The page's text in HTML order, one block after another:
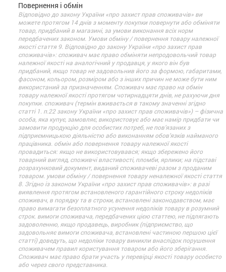
Повернення і обмін
Відповідно до закону України «про захист прав споживачів» ви
можете протягом 14 днів з моменту покупки повернути або обміняти
товар, придбаний в магазині, за умови виконання всіх норм
передбачених законом. Умови обміну / повернення товару належної
якості стаття 9. Відповідно до закону України «про захист прав
споживачів»: споживач має право обміняти непродовольчий товар
належної якості на аналогічний у продавця, у якого він був
придбаний, якщо товар не задовольнив його за формою, габаритами,
фасоном, кольором, розміром або з інших причин не може бути ним
використаний за призначенням. Споживач має право на обмін
товару належної якості протягом чотирнадцяти днів, не рахуючи дня
покупки. споживач (термін вживається в такому значенні згідно
статті 1. п.22 закону України «про захист прав споживачів») – фізична
особа, яка купує, замовляє, використовує або має намір придбати чи
замовити продукцію для особистих потреб, не пов’язаних з
підприємницькою діяльністю або виконанням обов’язків найманого
працівника. обмін або повернення товару належної якості
провадиться: якщо не використовувався; якщо збережено його
товарний вигляд, споживчі властивості, пломби, ярлики; на підставі
розрахунковий документ, виданий споживачеві разом з проданим
товаром. умови обміну / повернення товару неналежної якості стаття
8. Згідно із законом України «про захист прав споживачів»: в разі
виявлення протягом встановленого гарантійного строку недоліків
споживач, в порядку та в строки, встановлені законодавством, має
право вимагати безоплатного усунення недоліків товару в розумний
строк. вимоги споживача, передбачених цією статтею, не підлягають
задоволенню, якщо продавець, виробник (підприємство, що
задовольняє вимоги споживача, встановлені частиною першою цієї
статті) доведуть, що недоліки товару виникли внаслідок порушення
споживачем правил користування товаром або його зберігання.
Споживач має право брати участь у перевірці якості товару особисто
або через свого представника.